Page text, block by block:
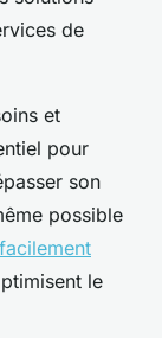
de
et
pour
son
possible
le